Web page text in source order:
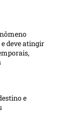
deve atingir
e